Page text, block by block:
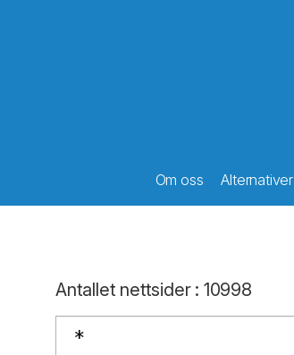
Om oss Alternativer
Antallet nettsider: 10998